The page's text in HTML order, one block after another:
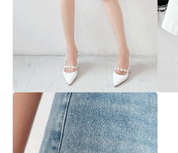
케이든 데님 플레어 숏팬츠 (벨트
끈SET)
▨리미티드 고별전 30%▨
pt4493 [26~29] 1color